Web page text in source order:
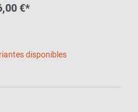
€*
disponibles